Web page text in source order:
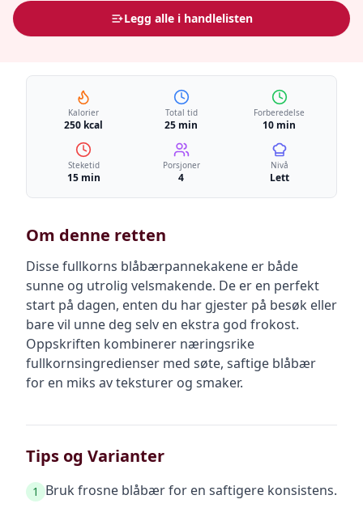
Legg alle i handlelisten
Kalorier
250 kcal
Total tid
25 min
Forberedelse
10 min
Steketid
15 min
Porsjoner
4
Nivå
Lett
Om denne retten
Disse fullkorns blåbærpannekakene er både
sunne og utrolig velsmakende. De er en perfekt
start på dagen, enten du har gjester på besøk eller
bare vil unne deg selv en ekstra god frokost.
Oppskriften kombinerer næringsrike
fullkornsingredienser med søte, saftige blåbær
for en miks av teksturer og smaker.
Tips og Varianter
1 Bruk frosne blåbær for en saftigere konsistens.